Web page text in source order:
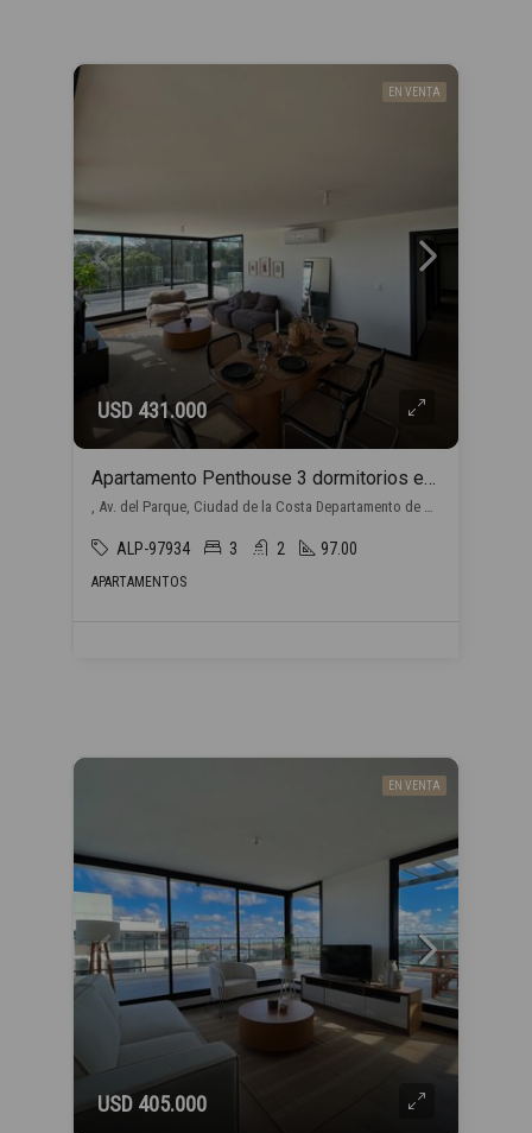
EN VENTA
USD 431.000
Apartamento Penthouse 3 dormitorios en venta en Barra de Carrasco
, Av. del Parque, Ciudad de la Costa Departamento de Canelones, Uruguay, Barra de Carrasco, Ciudad de la Costa
ALP-97934 3 2 97.00
APARTAMENTOS
EN VENTA
USD 405.000